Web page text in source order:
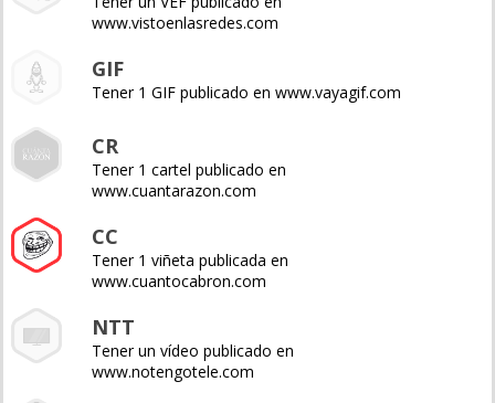
www.vistoenlasredes.com
GIF
Tener 1 GIF publicado en www.vayagif.com
CR
Tener 1 cartel publicado en
www.cuantarazon.com
CC
Tener 1 viñeta publicada en
www.cuantocabron.com
NTT
Tener un vídeo publicado en
www.notengotele.com